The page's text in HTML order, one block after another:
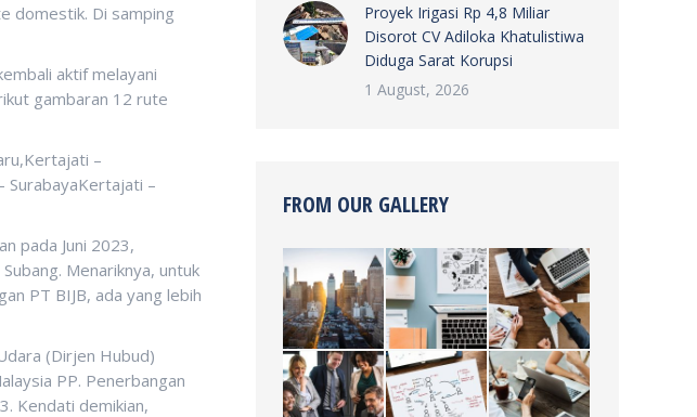
domestik. Di samping
aktif melayani
gambaran 12 rute
–
SurabayaKertajati –
pada Juni 2023,
Menariknya, untuk
PT BIJB, ada yang lebih
(Dirjen Hubud)
PP. Penerbangan
Kendati demikian,
Proyek Irigasi Rp 4,8 Miliar
Disorot CV Adiloka Khatulistiwa
Diduga Sarat Korupsi
1 August, 2026
FROM OUR GALLERY